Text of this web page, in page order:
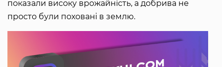
показали високу врожайність, а добрива не
просто були поховані в землю.